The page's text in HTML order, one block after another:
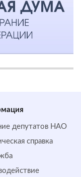
депутатов НАО
справка